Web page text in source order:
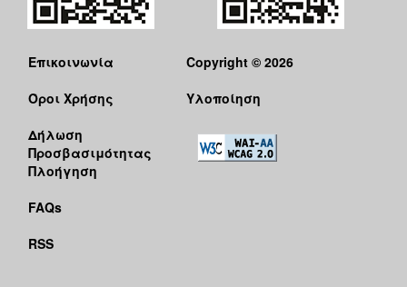
Επικοινωνία
Όροι Χρήσης
Δήλωση
Προσβασιμότητας
Πλοήγηση
FAQs
RSS
Copyright © 2026
Υλοποίηση